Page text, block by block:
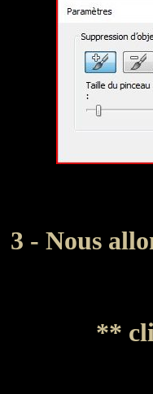
3 - Nous
**